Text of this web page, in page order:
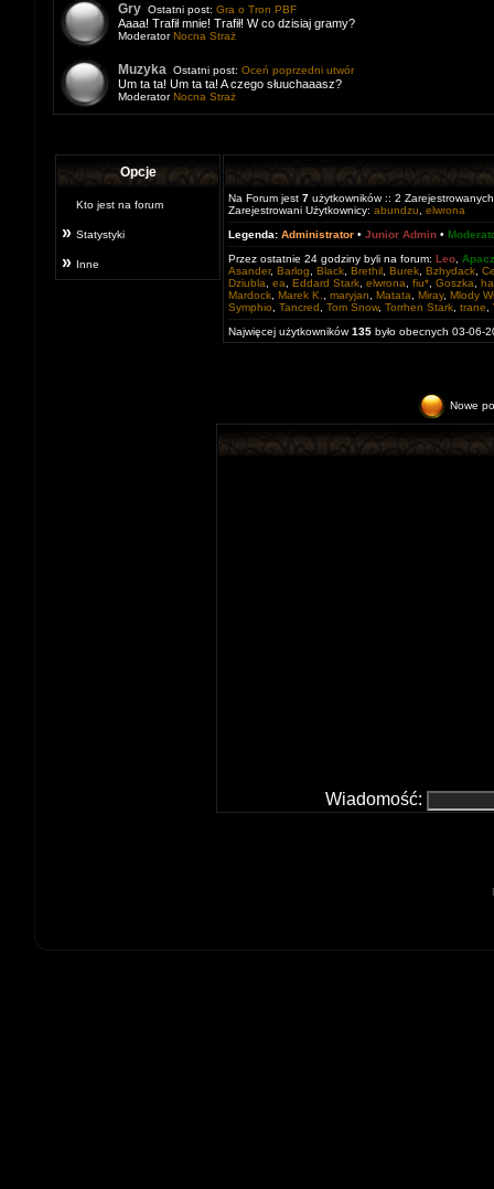
Gry Ostatni post: Gra o Tron PBF
Aaaa! Trafił mnie! Trafił! W co dzisiaj gramy?
ModeratorNocna Straż
Muzyka Ostatni post: Oceń poprzedni utwór
Um ta ta! Um ta ta! A czego słuuchaaasz?
ModeratorNocna Straż
Opcje
Kto jest na forum
» Statystyki
» Inne
Na Forum jest 7 użytkowników :: 2
Zarejestrowani Użytkownicy: abundzu
elwrona
Legenda: Administrator • Junior Admin •
Przez ostatnie 24 godziny byli na forum: Leo
Apacz
Asander, Barlog Black Brethil Burek Bzhydack
Dziubla
ea Eddard Stark elwrona fiu* Goszka
Mardock Marek K. maryjan Matata Miray, Mlody
Symphio
Tancred Tom Snow, Torrhen Stark trane
Najwięcej użytkowników135 było obecnych 03-06-
Nowe
Wiadomość: